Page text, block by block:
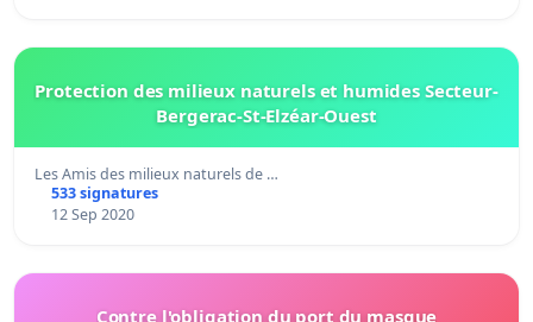
Protection des milieux naturels et humides Secteur-
Bergerac-St-Elzéar-Ouest
Les Amis des milieux naturels de …
533 signatures
12 Sep 2020
Contre l'obligation du port du masque